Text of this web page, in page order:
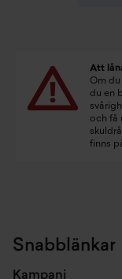
Att
Om
du en
och få
finns
Snabblänkar
Kampanj